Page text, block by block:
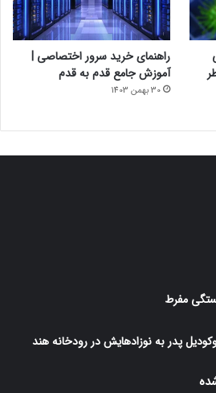
راهنمای خرید سرور اختصاصی |
آموزش جامع قدم به قدم
30 بهمن 1403
مفرط
پدر به نوزادهایش در رودخانه هند